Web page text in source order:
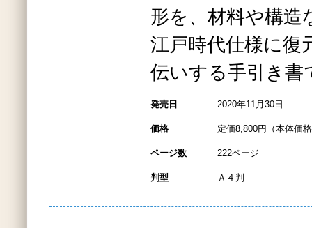
形を、材料や構造
江戸時代仕様に復
伝いする手引き書
発売日 2020年11月30日
価格 定価8,800円（本体価
ページ数 222ページ
判型 Ａ４判